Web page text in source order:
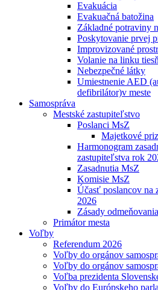
Evakuácia
Evakuačná batožina
Základné potraviny
Poskytovanie prvej
Improvizované
Volanie na linku
Nebezpečné látky
Umiestnenie AED
defibrilátor)v meste
Samospráva
Mestské zastupiteľstvo
Poslanci MsZ
Majetkové
Harmonogram
zastupiteľstva rok
Zasadnutia MsZ
Komisie MsZ
Účasť poslancov na
2026
Zásady odmeňovania
Primátor mesta
Voľby
Referendum 2026
Voľby do orgánov
Voľby do orgánov
Voľba prezidenta
Voľby do Európskeho